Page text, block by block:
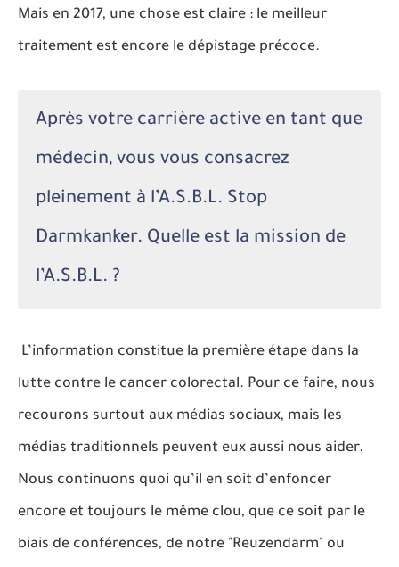
Mais en 2017, une chose est claire : le meilleur
traitement est encore le dépistage précoce.
Après votre carrière active en tant que
médecin, vous vous consacrez
pleinement à l’A.S.B.L. Stop
Darmkanker. Quelle est la mission de
l’A.S.B.L. ?
L’information constitue la première étape dans la
lutte contre le cancer colorectal. Pour ce faire, nous
recourons surtout aux médias sociaux, mais les
médias traditionnels peuvent eux aussi nous aider.
Nous continuons quoi qu’il en soit d’enfoncer
encore et toujours le même clou, que ce soit par le
biais de conférences, de notre "Reuzendarm" ou